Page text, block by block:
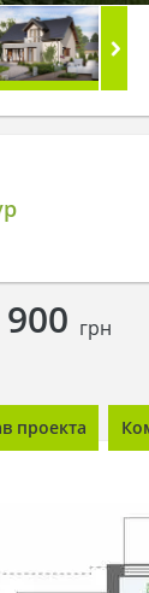
грн
проекта